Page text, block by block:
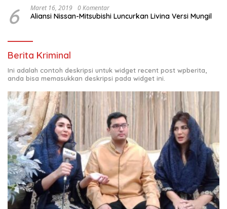
6 Maret 16, 2019 0 Komentar
Aliansi Nissan-Mitsubishi Luncurkan Livina Versi Mungil
Berita Kriminal
Ini adalah contoh deskripsi untuk widget recent post wpberita,
anda bisa memasukkan deskripsi pada widget ini.